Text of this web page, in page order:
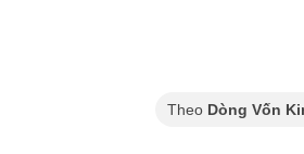
Theo Dòng Vốn